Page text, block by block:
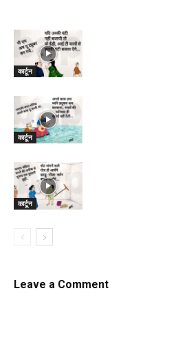
कार्टून
कार्टून
कार्टून
Leave a Comment